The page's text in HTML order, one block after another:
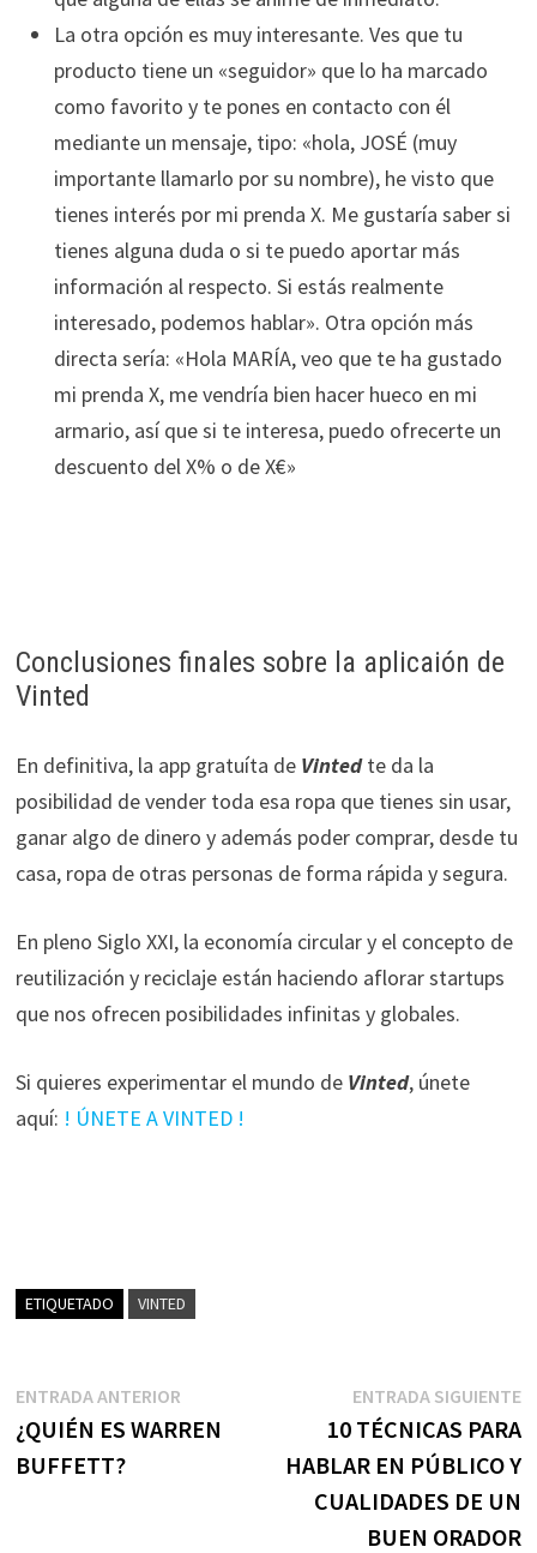
La otra opción es muy interesante. Ves que tu
producto tiene un «seguidor» que lo ha marcado
como favorito y te pones en contacto con él
mediante un mensaje, tipo: «hola, JOSÉ (muy
importante llamarlo por su nombre), he visto que
tienes interés por mi prenda X. Me gustaría saber si
tienes alguna duda o si te puedo aportar más
información al respecto. Si estás realmente
interesado, podemos hablar». Otra opción más
directa sería: «Hola MARÍA, veo que te ha gustado
mi prenda X, me vendría bien hacer hueco en mi
armario, así que si te interesa, puedo ofrecerte un
descuento del X% o de X€»
Conclusiones finales sobre la aplicaión de
Vinted
En definitiva, la app gratuíta de Vintedte da la
posibilidad de vender toda esa ropa que tienes sin usar,
ganar algo de dinero y además poder comprar, desde tu
casa, ropa de otras personas de forma rápida y segura.
En pleno Siglo XXI, la economía circular y el concepto de
reutilización y reciclaje están haciendo aflorar startups
que nos ofrecen posibilidades infinitas y globales.
Si quieres experimentar el mundo de Vinted, únete
aquí: ! ÚNETE A VINTED !
ETIQUETADO VINTED
Navegación
de
ENTRADA ANTERIOREntrada
anterior:
¿QUIÉN ES WARREN
BUFFETT?
ENTRADA SIGUIENTE
10 TÉCNICAS PARA
HABLAR EN PÚBLICO Y
CUALIDADES DE UN
BUEN ORADOR